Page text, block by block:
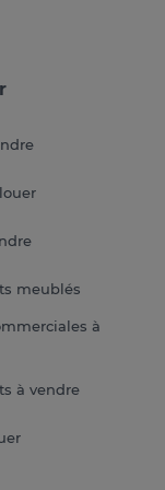
meublés
à
à vendre